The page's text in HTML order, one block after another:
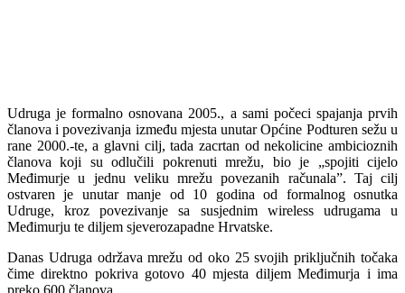
Udruga je formalno osnovana 2005., a sami počeci spajanja prvih
članova i povezivanja između mjesta unutar Općine Podturen sežu u
rane 2000.-te, a glavni cilj, tada zacrtan od nekolicine ambicioznih
članova koji su odlučili pokrenuti mrežu, bio je „spojiti cijelo
Međimurje u jednu veliku mrežu povezanih računala”. Taj cilj
ostvaren je unutar manje od 10 godina od formalnog osnutka
Udruge, kroz povezivanje sa susjednim wireless udrugama u
Međimurju te diljem sjeverozapadne Hrvatske.
Danas Udruga održava mrežu od oko 25 svojih priključnih točaka
čime direktno pokriva gotovo 40 mjesta diljem Međimurja i ima